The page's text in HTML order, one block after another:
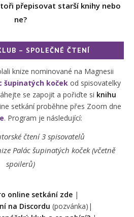
přepisovat starší knihy nebo
ne?
– SPOLEČNÉ ČTENÍ
knize nominované na Magnesii
šupinatých kočekod spisovatelky
se zapojit a pořiďte si knihu
setkání proběhne přes Zoom dne
. Program je následující:
čtení 3 spisovatelů
Palác šupinatých koček (včetně
spoilerů)
online setkání zde|
na Discordu (pozvánka)|